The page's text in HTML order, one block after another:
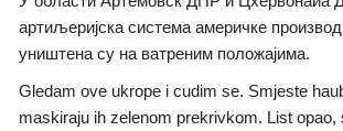
артиљеријска система америчке
уништена су на ватреним положајима.
Gledam ove ukrope i cudim se. Smjeste
maskiraju ih zelenom prekrivkom. List